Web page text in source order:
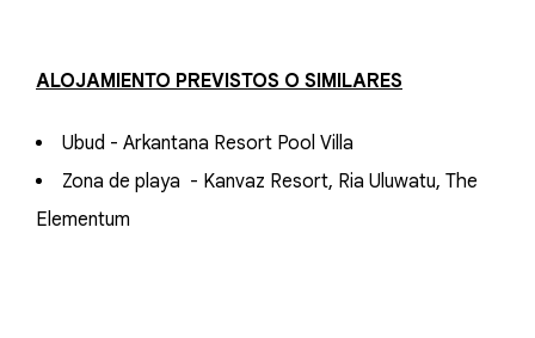
ALOJAMIENTO PREVISTOS O SIMILARES
Ubud - Arkantana Resort Pool Villa
Zona de playa - Kanvaz Resort, Ria Uluwatu, The
Elementum